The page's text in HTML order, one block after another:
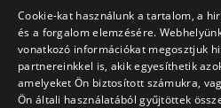
Cookie-kat használunk a tartalom, a
és a forgalom elemzésére.
vonatkozó információkat megosztjuk
partnereinkkel is, akik egyesíthetik
amelyeket Ön biztosított számukra,
Ön általi használatából gyűjtöttek